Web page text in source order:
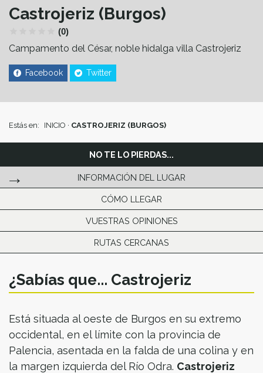
Castrojeriz (Burgos)
(0)
Campamento del César, noble hidalga villa Castrojeriz
Facebook Twitter
Estás en: INICIO · CASTROJERIZ (BURGOS)
NO TE LO PIERDAS...
INFORMACIÓN DEL LUGAR
CÓMO LLEGAR
VUESTRAS OPINIONES
RUTAS CERCANAS
¿Sabías que... Castrojeriz
Está situada al oeste de Burgos en su extremo
occidental, en el límite con la provincia de
Palencia, asentada en la falda de una colina y en
la margen izquierda del Río Odra. Castrojeriz